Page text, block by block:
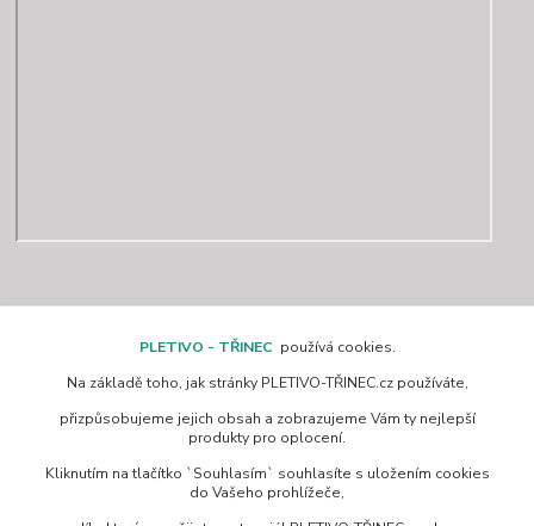
www.pletivo-trinec.cz
Raszka Petr
+420 725 944 049
Denně 10.00–21.00 hod
PLETIVO - TŘINEC používá cookies.
Na základě toho, jak stránky PLETIVO-TŘINEC.cz používáte,
přizpůsobujeme jejich obsah a zobrazujeme Vám ty nejlepší
produkty pro oplocení.
Kliknutím na tlačítko `Souhlasím` souhlasíte s uložením cookies
do Vašeho prohlížeče,